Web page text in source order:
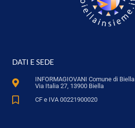
DATI E SEDE
INFORMAGIOVANI Comune di Biella
Via Italia 27, 13900 Biella
CF e IVA 00221900020